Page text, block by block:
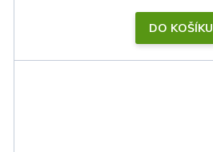
DO KOŠÍKU